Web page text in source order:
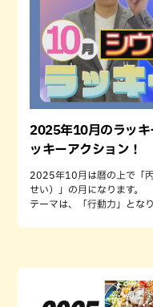
2025年10月のラッキ
ッキーアクション！
2025年10月は暦の上で「
せい）」の月になります。
テーマは、「行動力」とな